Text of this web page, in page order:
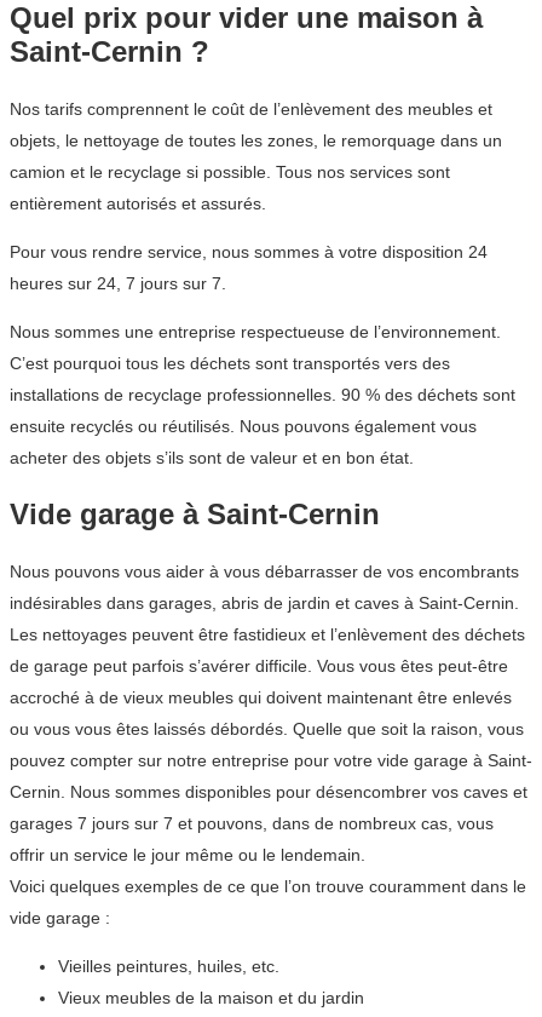
Quel prix pour vider une maison à
Saint-Cernin ?
Nos tarifs comprennent le coût de l’enlèvement des meubles et
objets, le nettoyage de toutes les zones, le remorquage dans un
camion et le recyclage si possible. Tous nos services sont
entièrement autorisés et assurés.
Pour vous rendre service, nous sommes à votre disposition 24
heures sur 24, 7 jours sur 7.
Nous sommes une entreprise respectueuse de l’environnement.
C’est pourquoi tous les déchets sont transportés vers des
installations de recyclage professionnelles. 90 % des déchets sont
ensuite recyclés ou réutilisés. Nous pouvons également vous
acheter des objets s’ils sont de valeur et en bon état.
Vide garage à Saint-Cernin
Nous pouvons vous aider à vous débarrasser de vos encombrants
indésirables dans garages, abris de jardin et caves à Saint-Cernin.
Les nettoyages peuvent être fastidieux et l’enlèvement des déchets
de garage peut parfois s’avérer difficile. Vous vous êtes peut-être
accroché à de vieux meubles qui doivent maintenant être enlevés
ou vous vous êtes laissés débordés. Quelle que soit la raison, vous
pouvez compter sur notre entreprise pour votre vide garage à Saint-
Cernin. Nous sommes disponibles pour désencombrer vos caves et
garages 7 jours sur 7 et pouvons, dans de nombreux cas, vous
offrir un service le jour même ou le lendemain.
Voici quelques exemples de ce que l’on trouve couramment dans le
vide garage :
Vieilles peintures, huiles, etc.
Vieux meubles de la maison et du jardin